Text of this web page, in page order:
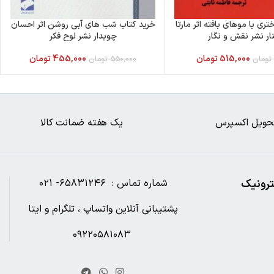
با موهای بافته اثر مارتا
نشر نقش و نگار
تومان 515,000 تومان
خرید کتاب شب های آبی روشن اثر احسان
چوبدار نشر لوح فکر
550,000 تومان 455,000تومان
اکسپرس یک هفته ضمانت کالا
شماره تماس : ۶۵۸۳۱۲۴۶- ۰۲۱
پشتیبانی آنلاین واتساپ ، تلگرام و ایتا